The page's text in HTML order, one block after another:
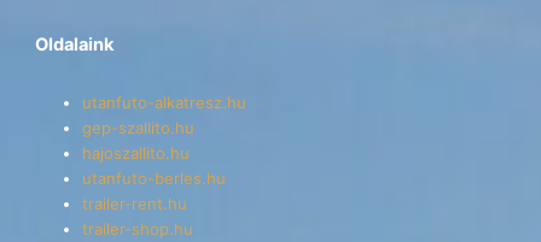
Oldalaink
utanfuto-alkatresz.hu
gep-szallito.hu
hajoszallito.hu
utanfuto-berles.hu
trailer-rent.hu
trailer-shop.hu